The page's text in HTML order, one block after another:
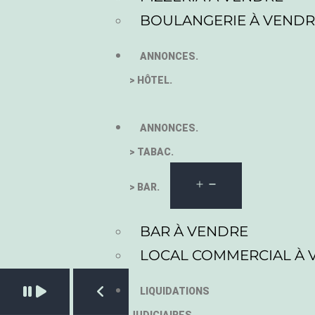
BOULANGERIE À
ANNONCES.
> HÔTEL.
ANNONCES.
> TABAC.
> BAR.
BAR À VENDRE
LOCAL COMMERCIAL À
LIQUIDATIONS
Pause slide rotation